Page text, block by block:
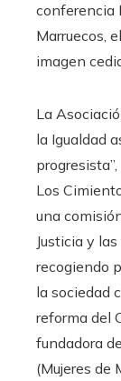
conferencia
Marruecos,
imagen
La
la Igualdad
Los
una
Justicia y
recogiendo
la sociedad
reforma del
fundadora de
(Mujeres de